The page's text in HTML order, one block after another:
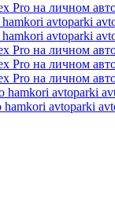
Pro на личном
avtoparki
avtoparki
Pro на личном
Pro на личном
Pro на личном
hamkori avtoparki
hamkori avtoparki